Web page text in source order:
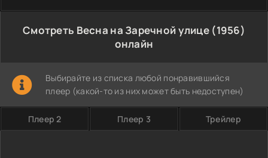
Смотреть Весна на Заречной улице (1956)
онлайн
Выбирайте из списка любой понравившийся
плеер (какой-то из них может быть недоступен)
Плеер 2 Плеер 3 Трейлер